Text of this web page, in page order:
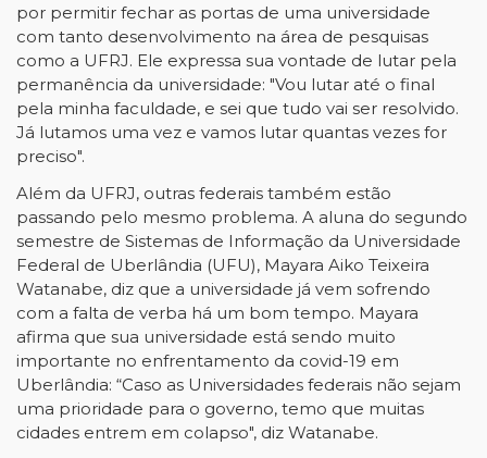
por permitir fechar as portas de uma universidade
com tanto desenvolvimento na área de pesquisas
como a UFRJ. Ele expressa sua vontade de lutar pela
permanência da universidade: "Vou lutar até o final
pela minha faculdade, e sei que tudo vai ser resolvido.
Já lutamos uma vez e vamos lutar quantas vezes for
preciso".
Além da UFRJ, outras federais também estão
passando pelo mesmo problema. A aluna do segundo
semestre de Sistemas de Informação da Universidade
Federal de Uberlândia (UFU), Mayara Aiko Teixeira
Watanabe, diz que a universidade já vem sofrendo
com a falta de verba há um bom tempo. Mayara
afirma que sua universidade está sendo muito
importante no enfrentamento da covid-19 em
Uberlândia: “Caso as Universidades federais não sejam
uma prioridade para o governo, temo que muitas
cidades entrem em colapso", diz Watanabe.